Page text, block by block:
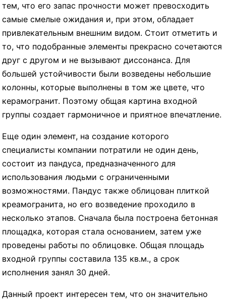
тем, что его запас прочности может превосходить
самые смелые ожидания и, при этом, обладает
привлекательным внешним видом. Стоит отметить и
то, что подобранные элементы прекрасно сочетаются
друг с другом и не вызывают диссонанса. Для
большей устойчивости были возведены небольшие
колонны, которые выполнены в том же цвете, что
керамогранит. Поэтому общая картина входной
группы создает гармоничное и приятное впечатление.
Еще один элемент, на создание которого
специалисты компании потратили не один день,
состоит из пандуса, предназначенного для
использования людьми с ограниченными
возможностями. Пандус также облицован плиткой
креамогранита, но его возведение проходило в
несколько этапов. Сначала была построена бетонная
площадка, которая стала основанием, затем уже
проведены работы по облицовке. Общая площадь
входной группы составила 135 кв.м., а срок
исполнения занял 30 дней.
Данный проект интересен тем, что он значительно